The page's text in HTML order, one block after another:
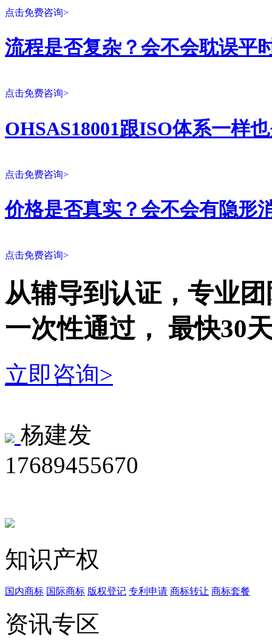
点击免费咨询>
流程是否复杂？会不会耽误平
点击免费咨询>
OHSAS18001跟ISO体系一样
点击免费咨询>
价格是否真实？会不会有隐形
点击免费咨询>
从辅导到认证，专业
一次性通过， 最快30
立即咨询>
杨建发
17689455670
知识产权
国内商标 国际商标 版权登记 专利申请 商标转让 商标套餐
资讯专区